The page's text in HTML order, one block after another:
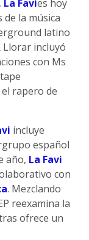
La Favies hoy
la música
latino
Llorar incluyó
con Ms
rapero de
incluye
español
año, La Favi
con
. Mezclando
reexamina la
ofrece un